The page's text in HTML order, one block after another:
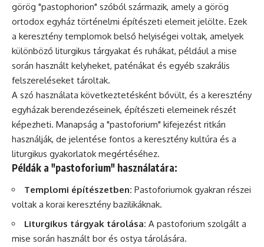
görög "pastophorion" szóból származik, amely a görög
ortodox egyház történelmi építészeti elemeit jelölte. Ezek
a keresztény templomok belső helyiségei voltak, amelyek
különböző liturgikus tárgyakat és ruhákat, például a mise
során használt kelyheket, paténákat és egyéb szakrális
felszereléseket tároltak.
A szó használata következtetésként bővült, és a keresztény
egyházak berendezéseinek, építészeti elemeinek részét
képezheti. Manapság a "pastoforium" kifejezést ritkán
használják, de jelentése fontos a keresztény kultúra és a
liturgikus gyakorlatok megértéséhez.
Példák a "pastoforium" használatára:
Templomi építészetben: Pastoforiumok gyakran részei
voltak a korai keresztény bazilikáknak.
Liturgikus tárgyak tárolása: A pastoforium szolgált a
mise során használt bor és ostya tárolására.